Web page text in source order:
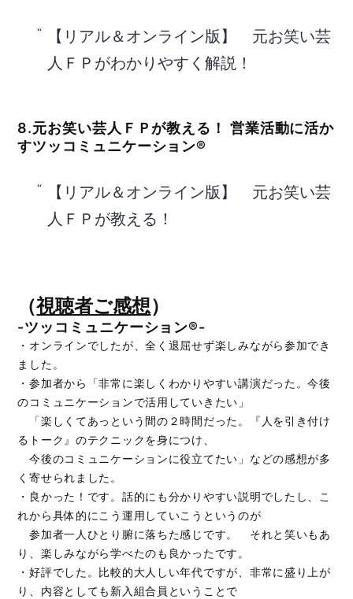
【リアル＆オンライン版】 元お笑い芸
人ＦＰがわかりやすく解説！
8.元お笑い芸人ＦＰが教える！ 営業活動に活か
すツッコミュニケーション®
【リアル＆オンライン版】 元お笑い芸
人ＦＰが教える！
（視聴者ご感想）
-ツッコミュニケーション®-
・オンラインでしたが、全く退屈せず楽しみながら参加でき
ました。
・参加者から「非常に楽しくわかりやすい講演だった。今後
のコミュニケーションで活用していきたい」
「楽しくてあっという間の２時間だった。『人を引き付け
るトーク』のテクニックを身につけ、
今後のコミュニケーションに役立てたい」などの感想が多
く寄せられました。
・良かった！です。話的にも分かりやすい説明でしたし、こ
れから具体的にこう運用していこうというのが
参加者一人ひとり腑に落ちた感じです。 それと笑いもあ
り、楽しみながら学べたのも良かったです。
・好評でした。比較的大人しい年代ですが、非常に盛り上が
り、内容としても新入組合員ということで